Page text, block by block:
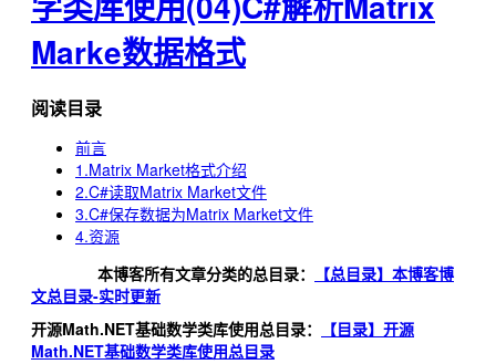
Marke数据格式
阅读目录
前言
1.Matrix Market格式介绍
2.C#读取Matrix Market文件
3.C#保存数据为Matrix Market文件
4.资源
本博客所有文章分类的总目录：
【总目录】本博客博
文总目录-实时更新
开源Math.NET基础数学类库使用总目录：
【目录】开源
Math.NET基础数学类库使用总目录